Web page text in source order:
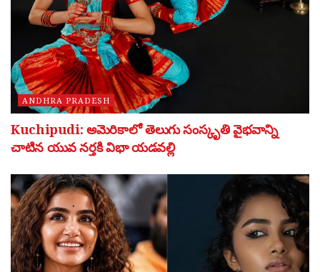
ANDHRA PRADESH
Kuchipudi: అమెరికాలో తెలుగు సంస్కృతి వైభవాన్ని
చాటిన యువ నర్తకి విభా యడవల్లి